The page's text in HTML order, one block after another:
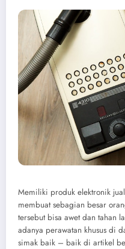
Memiliki produk elektronik jual
membuat sebagian besar
tersebut bisa awet dan tahan
adanya perawatan khusus di
simak baik – baik di artikel